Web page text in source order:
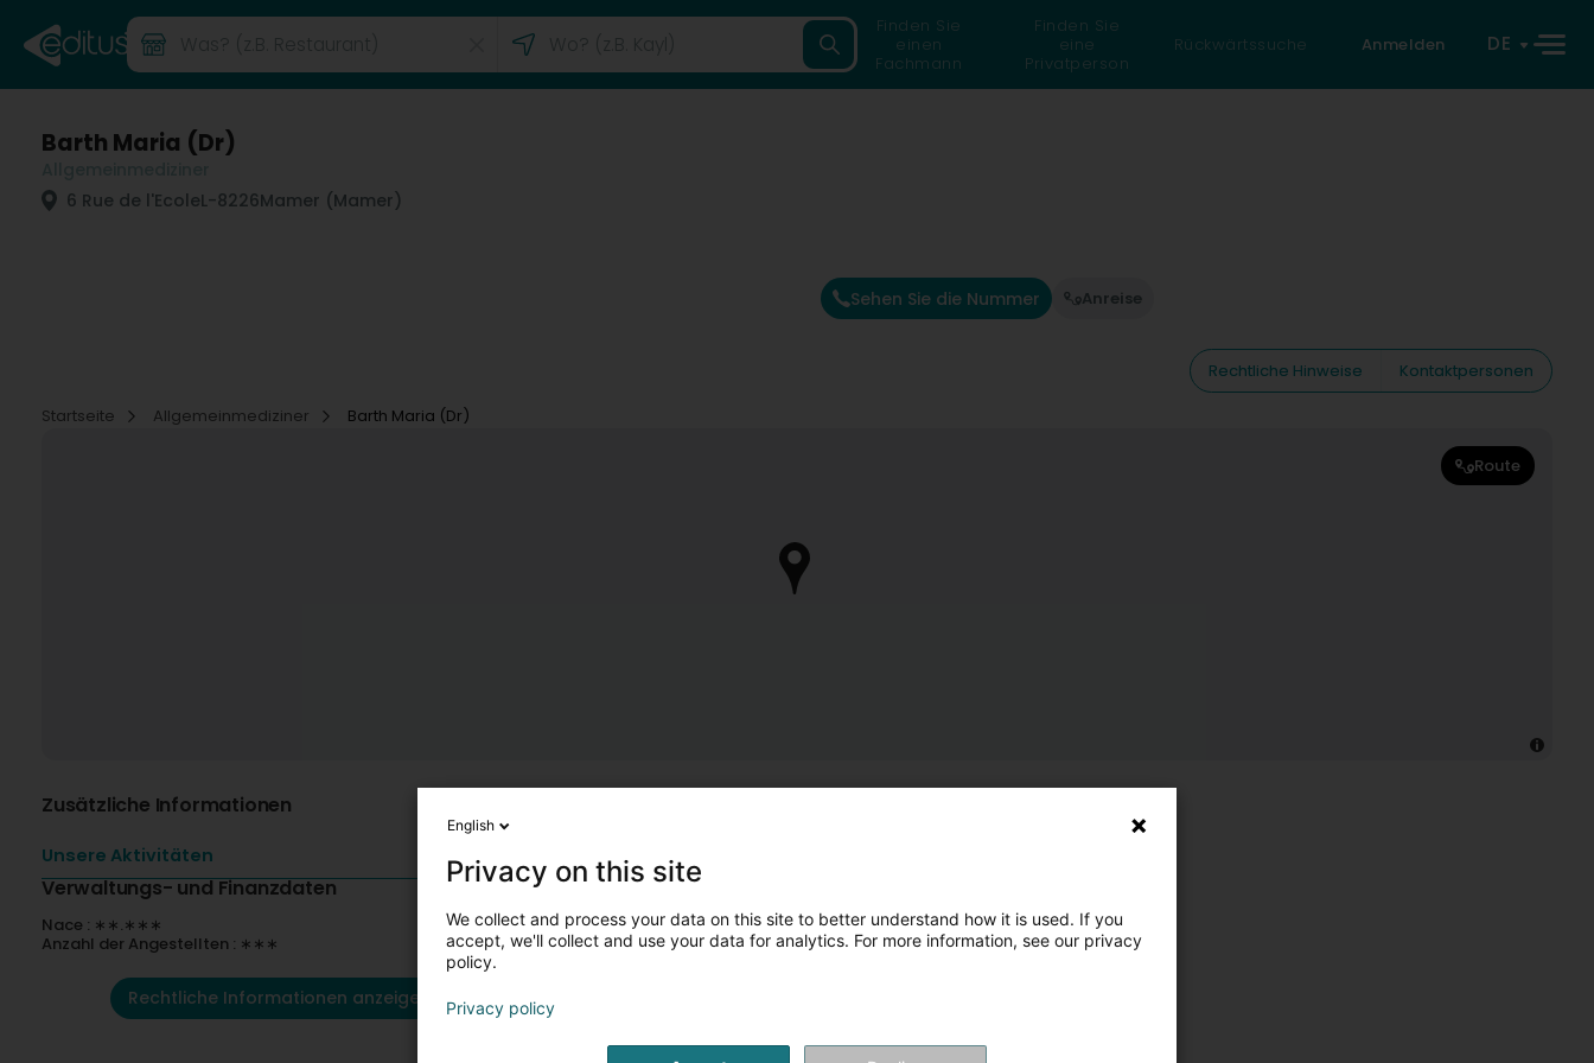
Finden Sie
einen
Fachmann
Finden Sie
eine
Privatperson
Rückwärtssuche Anmelden DE
Barth Maria (Dr)
6 Rue de l'EcoleL-8226Mamer (Mamer)
Sehen Sie die Nummer Anreise
Rechtliche Hinweise
Kontaktpersonen
Startseite
Allgemeinmediziner Barth Maria (Dr)
Route
Zusätzliche Informationen
Unsere Aktivitäten
Verwaltungs- und Finanzdaten
Nace : ∗∗.∗∗∗
Anzahl der Angestellten : ∗∗∗
Rechtliche Informationen anzeigen
English
Privacy on this site
We collect and process your data on this site to better understand how it is used. If you
accept, we'll collect and use your data for analytics. For more information, see our privacy
policy.
Privacy policy